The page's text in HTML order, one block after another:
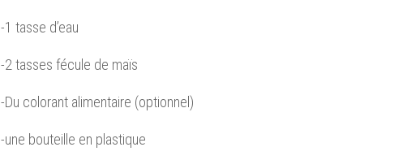
-1 tasse d’eau
-2 tasses fécule de maïs
-Du colorant alimentaire (optionnel)
-une bouteille en plastique